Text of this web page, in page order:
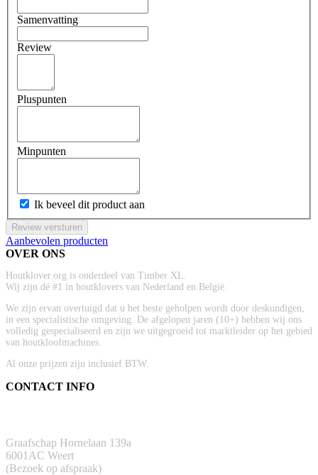
Samenvatting
Review
Pluspunten
Minpunten
Ik beveel dit product aan
Review versturen
Aanbevolen producten
OVER ONS
Houtklover.org is onderdeel van Timber XL.
Wij zijn dé #1 in houtklovers van Nederland en België.
We zijn ervan overtuigd dat u het beste geholpen wordt door deskundigen,
in een specialistische omgeving. De afgelopen jaren (10+) hebben wij ons
volledig gespecialiseerd en zijn we uitgegroeid tot marktleider op het gebied
van houtkloofmachines.
Al onze prijzen zijn inclusief BTW.
CONTACT INFO
Graafschap Hornelaan 139a
6001AC Weert
(Bezoek op afspraak)